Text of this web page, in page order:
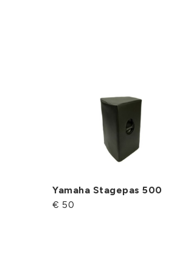
Yamaha Stagepas 500
€ 50